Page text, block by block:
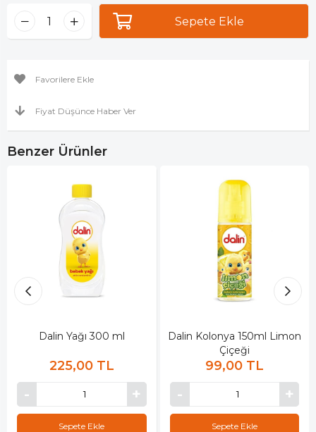
Favorilere Ekle
Fiyat Düşünce Haber Ver
Benzer Ürünler
Dalin Yağı 300 ml
225,00 TL
Sepete Ekle
Dalin Kolonya 150ml Limon
Çiçeği
99,00 TL
Sepete Ekle